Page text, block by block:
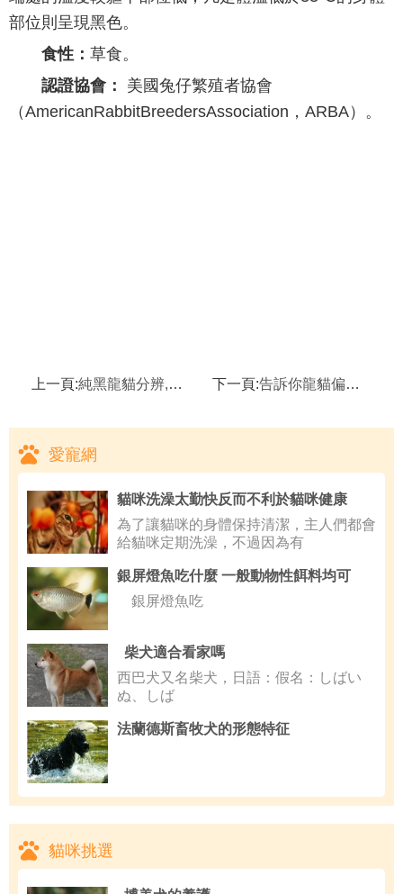
部位則呈現黑色。
食性： 草食。
認證協會： 美國兔仔繁殖者協會
（AmericanRabbitBreedersAssociation，ARBA）。
上一頁:純黑龍貓分辨,如何從外觀上判斷龍貓年齡 下一頁:告訴你龍貓偏瘦的幾大原因,龍貓大概多少錢一只
愛寵網
貓咪洗澡太勤快反而不利於貓咪健康
為了讓貓咪的身體保持清潔，主人們都會
給貓咪定期洗澡，不過因為有
銀屏燈魚吃什麼 一般動物性餌料均可
銀屏燈魚吃
柴犬適合看家嗎
西巴犬又名柴犬，日語：假名：しばい
ぬ、しば
法蘭德斯畜牧犬的形態特征
貓咪挑選